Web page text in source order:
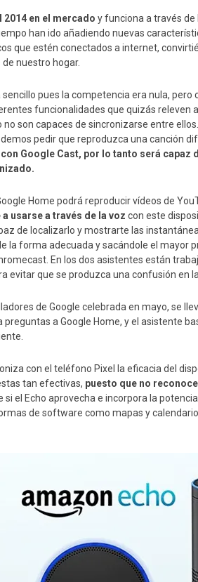
2014 en el mercado y funciona a través de
han ido añadiendo nuevas
que estén conectados a internet,
nuestro hogar.
pues la competencia era nula, pero
funcionalidades que quizás releven
son capaces de sincronizarse entre
pedir que reproduzca una canción
Google Cast, por lo tanto será capaz
Home podrá reproducir vídeos de
usarse a través de la voz con este
de localizarlo y mostrarte las
la forma adecuada y sacándole el mayor
En los dos asistentes están
evitar que se produzca una confusión en
de Google celebrada en mayo, se
preguntas a Google Home, y el asistente
con el teléfono Pixel la eficacia del
tan efectivas, puesto que no
si el Echo aprovecha e incorpora la
de software como mapas y